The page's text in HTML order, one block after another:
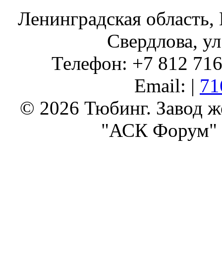
Ленинградская
Свердлова,
Телефон: +7 812
Email: |
© 2026 Тюбинг. Завод
"АСК Форум"